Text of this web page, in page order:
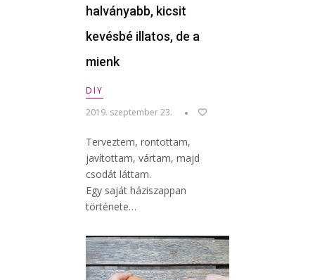
halványabb, kicsit
kevésbé illatos, de a
mienk
DIY
2019. szeptember 23.
Terveztem, rontottam,
javítottam, vártam, majd
csodát láttam.
Egy saját háziszappan
története…